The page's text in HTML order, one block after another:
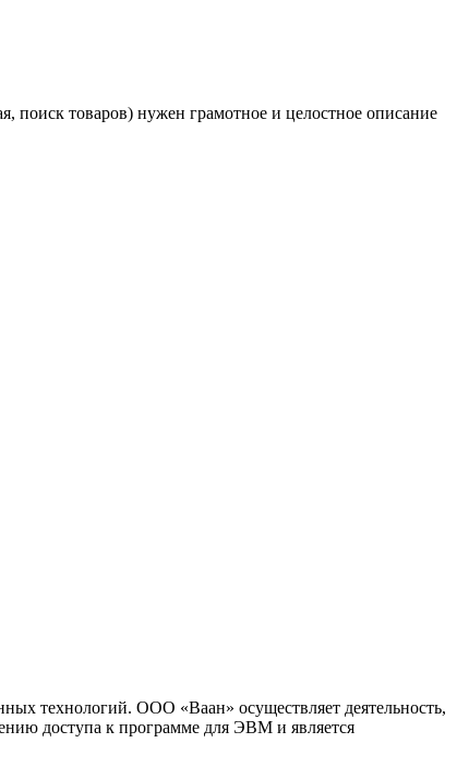
поиск товаров) нужен грамотное и целостное описание
технологий. ООО «Ваан» осуществляет деятельность,
доступа к программе для ЭВМ и является